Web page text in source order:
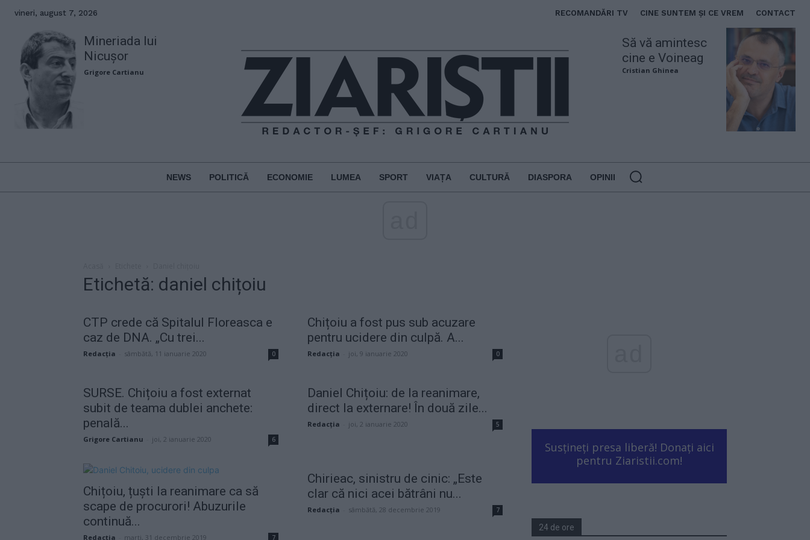
vineri, august 7, 2026 RECOMANDĂRI TV CINE SUNTEM ȘI CE VREM CONTACT
Mineriada lui
Nicușor
Grigore Cartianu
Să vă amintesc
cine e Voineag
Cristian Ghinea
NEWS POLITICĂ ECONOMIE LUMEA SPORT VIAȚA CULTURĂ DIASPORA OPINII
Etichetă: daniel chițoiu
CTP crede că Spitalul Floreasca e
caz de DNA. „Cu trei...
Redacţia sâmbătă, 11 ianuarie 2020 0
Chițoiu a fost pus sub acuzare
pentru ucidere din culpă. A...
Redacţia joi, 9 ianuarie 2020 0
SURSE. Chițoiu a fost externat
subit de teama dublei anchete:
penală...
Grigore Cartianu joi, 2 ianuarie 2020 6
Daniel Chițoiu: de la reanimare,
direct la externare! În două zile...
Redacţia joi, 2 ianuarie 2020 5
Chițoiu, țuști la reanimare ca să
scape de procurori! Abuzurile
continuă...
Redacţia marți, 31 decembrie 2019 7
Chirieac, sinistru de cinic: „Este
clar că nici acei bătrâni nu...
Redacţia sâmbătă, 28 decembrie 2019 7
Susțineți presa liberă! Donați aici
pentru Ziaristii.com!
24 de ore